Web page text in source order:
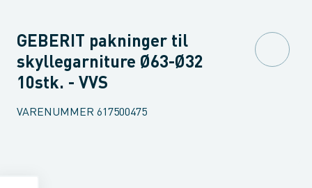
GEBERIT pakninger til
skyllegarniture Ø63-Ø32
10stk. - VVS
VARENUMMER 617500475